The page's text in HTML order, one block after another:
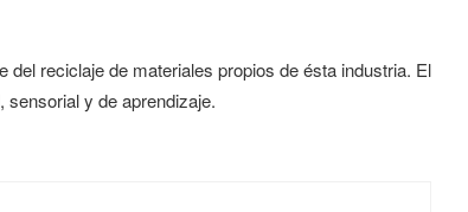
reciclaje de materiales propios de ésta industria. El
y de aprendizaje.